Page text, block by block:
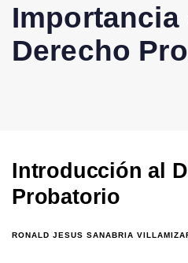
Importancia
Derecho
Introducción al
Probatorio
RONALD JESUS SANABRIA